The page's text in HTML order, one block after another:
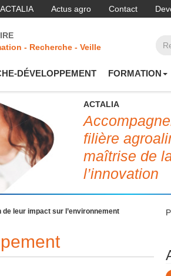
Actus agro Contact
- Recherche - Veille
DÉVELOPPEMENT FORMATION
ACTALIA
filière
maîtrise de
l’innovation
leur impact sur l’environnement